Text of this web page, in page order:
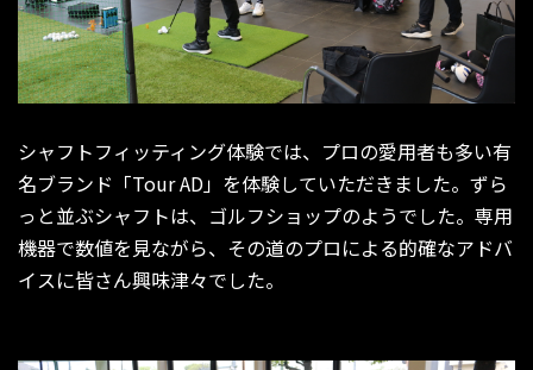
シャフトフィッティング体験では、プロの愛用者も多い有
名ブランド「Tour AD」を体験していただきました。ずら
っと並ぶシャフトは、ゴルフショップのようでした。専用
機器で数値を見ながら、その道のプロによる的確なアドバ
イスに皆さん興味津々でした。